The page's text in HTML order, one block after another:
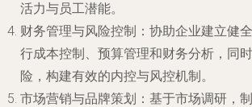
活力与员工潜能。
财务管理与风险控制 ：协助企业建立健
行成本控制、预算管理和财务分析，同
险，构建有效的内控与风控机制。
市场营销与品牌策划 ：基于市场调研，